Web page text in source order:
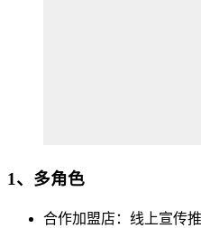
1、多角色
合作加盟店：线上宣传